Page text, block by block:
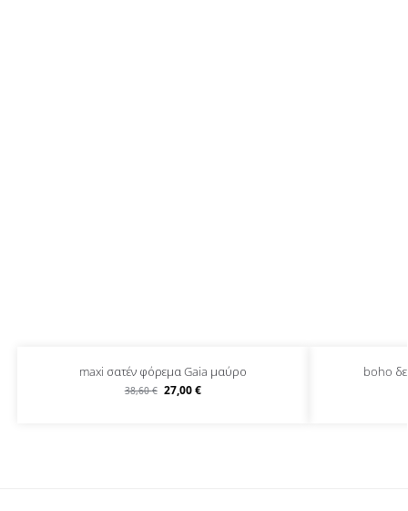
maxi σατέν φόρεμα Gaia μαύρο
38,60€ 27,00€
boho